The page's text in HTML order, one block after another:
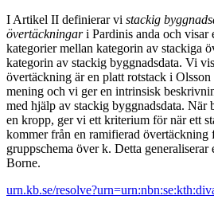
I Artikel II definierar vi stackig
övertäckningari Pardinis anda och visar
kategorier mellan kategorin av stackiga
kategorin av stackig byggnadsdata. Vi
övertäckning är en platt rotstack i
mening och vi ger en intrinsisk
med hjälp av stackig byggnadsdata. När
en kropp, ger vi ett kriterium för när ett
kommer från en ramifierad övertäckning
gruppschema över k. Detta generaliserar
Borne.
urn.kb.se/